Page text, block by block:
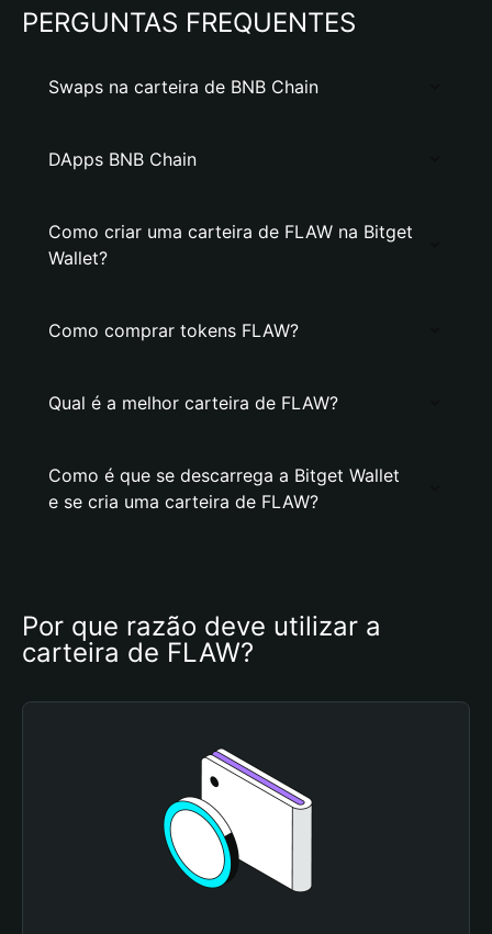
PERGUNTAS FREQUENTES
Swaps na carteira de BNB Chain
DApps BNB Chain
Como criar uma carteira de FLAW na Bitget
Wallet?
Como comprar tokens FLAW?
Qual é a melhor carteira de FLAW?
Como é que se descarrega a Bitget Wallet
e se cria uma carteira de FLAW?
Por que razão deve utilizar a
carteira de FLAW?